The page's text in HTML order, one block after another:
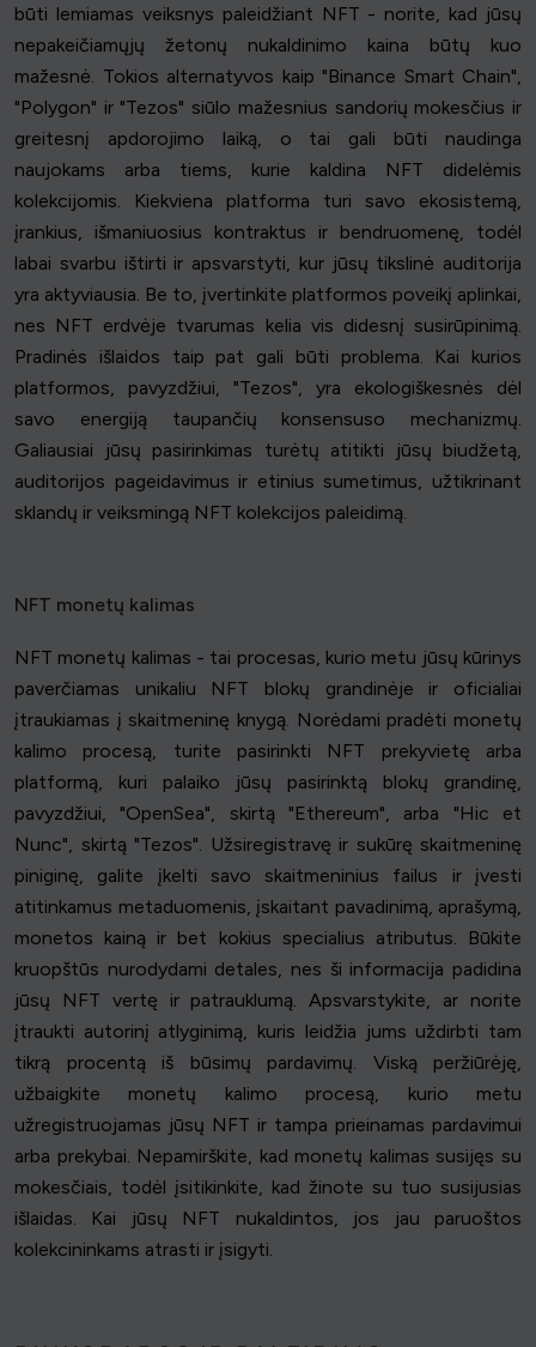
būti lemiamas veiksnys paleidžiant NFT - norite, kad jūsų
nepakeičiamųjų žetonų nukaldinimo kaina būtų kuo
mažesnė. Tokios alternatyvos kaip "Binance Smart Chain",
"Polygon" ir "Tezos" siūlo mažesnius sandorių mokesčius ir
greitesnį apdorojimo laiką, o tai gali būti naudinga
naujokams arba tiems, kurie kaldina NFT didelėmis
kolekcijomis. Kiekviena platforma turi savo ekosistemą,
įrankius, išmaniuosius kontraktus ir bendruomenę, todėl
labai svarbu ištirti ir apsvarstyti, kur jūsų tikslinė auditorija
yra aktyviausia. Be to, įvertinkite platformos poveikį aplinkai,
nes NFT erdvėje tvarumas kelia vis didesnį susirūpinimą.
Pradinės išlaidos taip pat gali būti problema. Kai kurios
platformos, pavyzdžiui, "Tezos", yra ekologiškesnės dėl
savo energiją taupančių konsensuso mechanizmų.
Galiausiai jūsų pasirinkimas turėtų atitikti jūsų biudžetą,
auditorijos pageidavimus ir etinius sumetimus, užtikrinant
sklandų ir veiksmingą NFT kolekcijos paleidimą.
NFT monetų kalimas
NFT monetų kalimas - tai procesas, kurio metu jūsų kūrinys
paverčiamas unikaliu NFT blokų grandinėje ir oficialiai
įtraukiamas į skaitmeninę knygą. Norėdami pradėti monetų
kalimo procesą, turite pasirinkti NFT prekyvietę arba
platformą, kuri palaiko jūsų pasirinktą blokų grandinę,
pavyzdžiui, "OpenSea", skirtą "Ethereum", arba "Hic et
Nunc", skirtą "Tezos". Užsiregistravę ir sukūrę skaitmeninę
piniginę, galite įkelti savo skaitmeninius failus ir įvesti
atitinkamus metaduomenis, įskaitant pavadinimą, aprašymą,
monetos kainą ir bet kokius specialius atributus. Būkite
kruopštūs nurodydami detales, nes ši informacija padidina
jūsų NFT vertę ir patrauklumą. Apsvarstykite, ar norite
įtraukti autorinį atlyginimą, kuris leidžia jums uždirbti tam
tikrą procentą iš būsimų pardavimų. Viską peržiūrėję,
užbaigkite monetų kalimo procesą, kurio metu
užregistruojamas jūsų NFT ir tampa prieinamas pardavimui
arba prekybai. Nepamirškite, kad monetų kalimas susijęs su
mokesčiais, todėl įsitikinkite, kad žinote su tuo susijusias
išlaidas. Kai jūsų NFT nukaldintos, jos jau paruoštos
kolekcininkams atrasti ir įsigyti.